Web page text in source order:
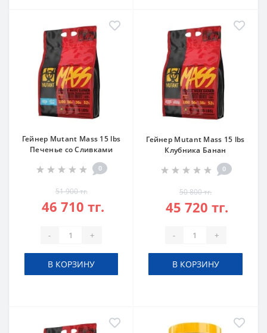
Гейнер Mutant Mass 15 lbs
Печенье со Сливками
0
51 900 тг.
46 710 тг.
- +
В КОРЗИНУ
Гейнер Mutant Mass 15 lbs
Клубника Банан
0
50 800 тг.
45 720 тг.
- +
В КОРЗИНУ